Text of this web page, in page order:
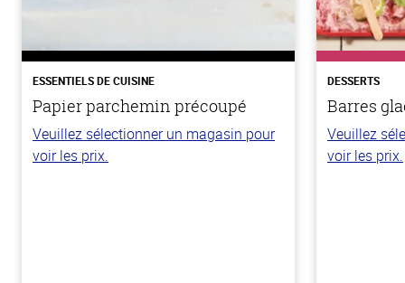
ESSENTIELS DE CUISINE
Papier parchemin précoupé
Veuillez sélectionner un magasin pour
voir les prix.
DESSERTS
Barres
Veuillez
voir les prix.